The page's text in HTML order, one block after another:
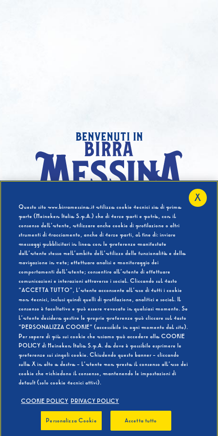
benvenuti in
Hai compiuto 18 Anni?
SI NO
BEVI RESPONSABILMENTE
Questo sito www.birramessina.it utilizza cookie tecnici sia di prima
parte (Heineken Italia S.p.A.) che di terze parti e potrà, con il
consenso dell’utente, utilizzare anche cookie di profilazione o altri
strumenti di tracciamento, anche di terze parti, al fine di: inviare
messaggi pubblicitari in linea con le preferenze manifestate
dall’utente stesso nell’ambito dell’utilizzo delle funzionalità e della
navigazione in rete; effettuare analisi e monitoraggio dei
comportamenti dell’utente; consentire all’utente di effettuare
comunicazioni e interazioni attraverso i social. Cliccando sul tasto
“ACCETTA TUTTO”, l’utente acconsente all’uso di tutti i cookie
non tecnici, inclusi quindi quelli di profilazione, analitici e social. Il
consenso è facoltativo e può essere revocato in qualsiasi momento. Se
l’utente desidera gestire le proprie preferenze può cliccare sul tasto
“PERSONALIZZA COOKIE” (accessibile in ogni momento dal sito).
Per sapere di più sui cookie che usiamo può accedere alla COOKIE
POLICY di Heineken Italia S.p.A. da dove è possibile esprimere le
preferenze sui singoli cookie. Chiudendo questo banner - cliccando
sulla X in alto a destra - l’utente non presta il consenso all’uso dei
cookie che richiedono il consenso, mantenendo le impostazioni di
default (solo cookie tecnici attivi).
COOKIE POLICY PRIVACY POLICY
Personalizza Cookie Accetta tutto
X